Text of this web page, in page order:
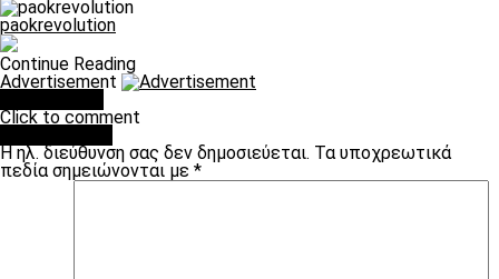
paokrevolution
Continue Reading
Advertisement
Click to comment
Η ηλ. διεύθυνση σας δεν δημοσιεύεται. Τα υποχρεωτικά
πεδία σημειώνονται με *